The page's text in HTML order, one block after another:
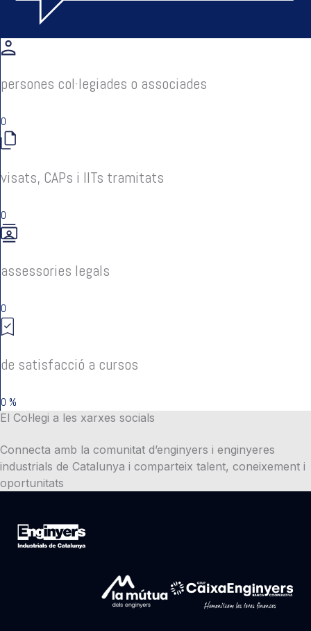
persones col·legiades o associades
0
visats, CAPs i IITs tramitats
0
assessories legals
0
de satisfacció a cursos
0 %
El Col·legi a les xarxes socials
Connecta amb la comunitat d’enginyers i enginyeres
industrials de Catalunya i comparteix talent, coneixement i
oportunitats